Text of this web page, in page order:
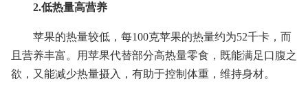
2.低热量高营养
苹果的热量较低，每100克苹果的热量约为52千卡，而
且营养丰富。用苹果代替部分高热量零食，既能满足口腹之
欲，又能减少热量摄入，有助于控制体重，维持身材。